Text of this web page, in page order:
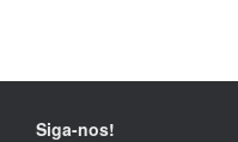
Siga-nos!